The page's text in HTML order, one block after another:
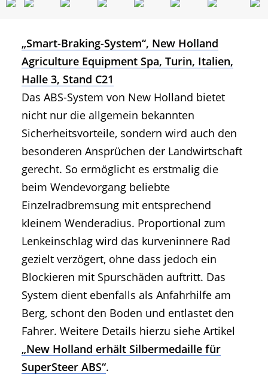
„Smart-Braking-System“, New Holland
Agriculture Equipment Spa, Turin, Italien,
Halle 3, Stand C21
Das ABS-System von New Holland bietet
nicht nur die allgemein bekannten
Sicherheitsvorteile, sondern wird auch den
besonderen Ansprüchen der Landwirtschaft
gerecht. So ermöglicht es erstmalig die
beim Wendevorgang beliebte
Einzelradbremsung mit entsprechend
kleinem Wenderadius. Proportional zum
Lenkeinschlag wird das kurveninnere Rad
gezielt verzögert, ohne dass jedoch ein
Blockieren mit Spurschäden auftritt. Das
System dient ebenfalls als Anfahrhilfe am
Berg, schont den Boden und entlastet den
Fahrer. Weitere Details hierzu siehe Artikel
„New Holland erhält Silbermedaille für
SuperSteer ABS“.